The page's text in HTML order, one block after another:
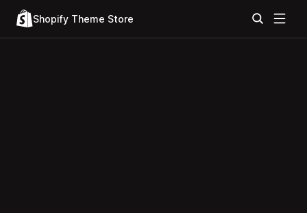
Shopify Theme Store